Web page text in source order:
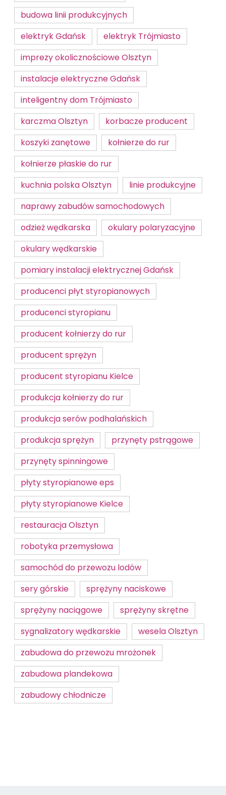
budowa linii produkcyjnych
elektryk Gdańsk
elektryk Trójmiasto
imprezy okolicznościowe Olsztyn
instalacje elektryczne Gdańsk
inteligentny dom Trójmiasto
karczma Olsztyn
korbacze producent
koszyki zanętowe
kołnierze do rur
kołnierze płaskie do rur
kuchnia polska Olsztyn
linie produkcyjne
naprawy zabudów samochodowych
odzież wędkarska
okulary polaryzacyjne
okulary wędkarskie
pomiary instalacji elektrycznej Gdańsk
producenci płyt styropianowych
producenci styropianu
producent kołnierzy do rur
producent sprężyn
producent styropianu Kielce
produkcja kołnierzy do rur
produkcja serów podhalańskich
produkcja sprężyn
przynęty pstrągowe
przynęty spinningowe
płyty styropianowe eps
płyty styropianowe Kielce
restauracja Olsztyn
robotyka przemysłowa
samochód do przewozu lodów
sery górskie
sprężyny naciskowe
sprężyny naciągowe
sprężyny skrętne
sygnalizatory wędkarskie
wesela Olsztyn
zabudowa do przewozu mrożonek
zabudowa plandekowa
zabudowy chłodnicze